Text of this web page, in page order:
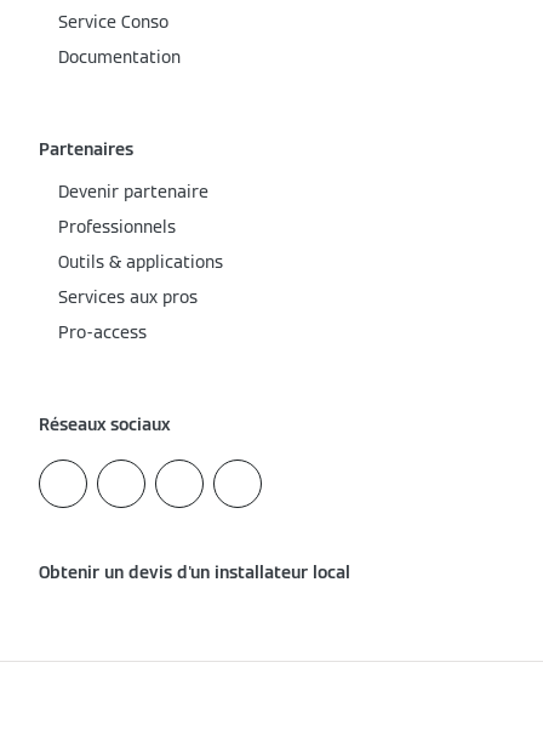
Service Conso
Documentation
Partenaires
Devenir partenaire
Professionnels
Outils & applications
Services aux pros
Pro-access
Réseaux sociaux
Obtenir un devis d'un installateur local